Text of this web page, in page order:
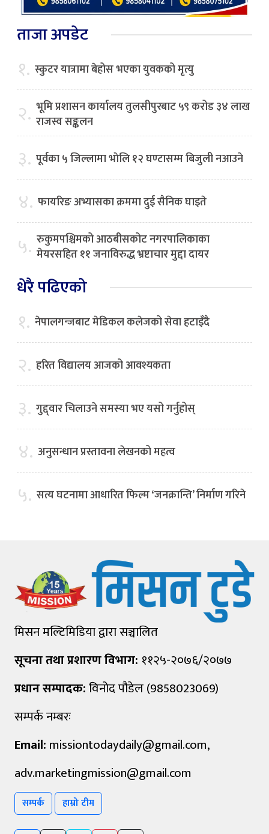
ताजा अपडेट
१. स्कुटर यात्रामा बेहोस भएका युवकको मृत्यु
२. भूमि प्रशासन कार्यालय तुलसीपुरबाट ५९ करोड ३४ लाख
राजस्व सङ्कलन
३. पूर्वका ५ जिल्लामा भाेलि १२ घण्टासम्म बिजुली नआउने
४. फायरिङ अभ्यासका क्रममा दुई सैनिक घाइते
५. रुकुमपश्चिमको आठबीसकोट नगरपालिकाका
मेयरसहित ११ जनाविरुद्ध भ्रष्टाचार मुद्दा दायर
धेरै पढिएको
१. नेपालगन्जबाट मेडिकल कलेजको सेवा हटाइँदै
२. हरित विद्यालय आजको आवश्यकता
३. गुद्द्वार चिलाउने समस्या भए यसो गर्नुहोस्
४. अनुसन्धान प्रस्तावना लेखनको महत्व
५. सत्य घटनामा आधारित फिल्म ‘जनक्रान्ति’ निर्माण गरिने
मिसन मल्टिमिडिया द्वारा सञ्चालित
सूचना तथा प्रशारण विभाग: ११२५-२०७६/२०७७
प्रधान सम्पादक:विनोद पौडेल (9858023069)
सम्पर्क नम्बरः
Email: missiontodaydaily@gmail.com,
adv.marketingmission@gmail.com
सम्पर्क हाम्रो टीम